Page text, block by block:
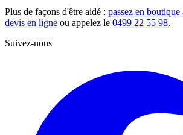
Plus de façons d'être aidé : passez en boutique
devis en ligne ou appelez le 0499 22 55 98.
Suivez-nous